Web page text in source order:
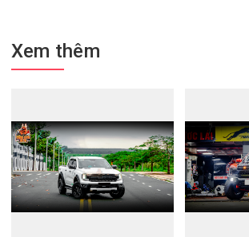
Xem thêm